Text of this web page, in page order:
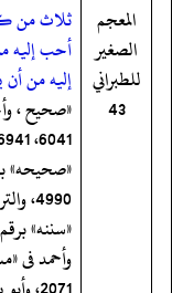
المعجم
الصغير
للطبراني
43
ثلاث من
أحب إليه
إليه من